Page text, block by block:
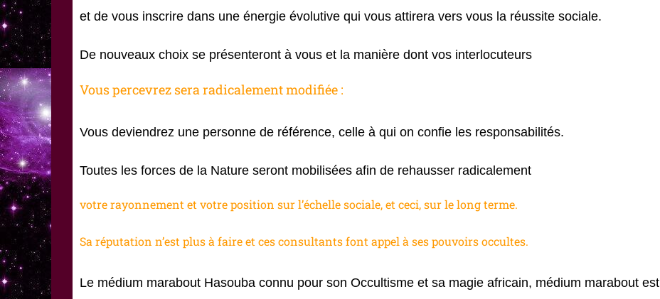
et de vous inscrire dans une énergie évolutive qui vous attirera vers vous la réussite sociale.
De nouveaux choix se présenteront à vous et la manière dont vos interlocuteurs
Vous percevrez sera radicalement modifiée :
Vous deviendrez une personne de référence, celle à qui on confie les responsabilités.
Toutes les forces de la Nature seront mobilisées afin de rehausser radicalement
votre rayonnement et votre position sur l’échelle sociale, et ceci, sur le long terme.
Sa réputation n’est plus à faire et ces consultants font appel à ses pouvoirs occultes.
Le médium marabout Hasouba connu pour son Occultisme et sa magie africain, médium marabout est